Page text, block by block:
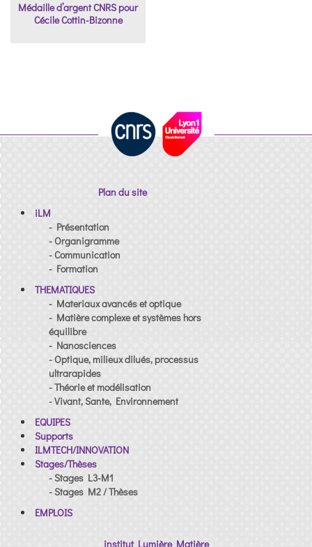
Médaille d’argent CNRS pour
Cécile Cottin-Bizonne
Plan du site
iLM
- Présentation
- Organigramme
- Communication
- Formation
THEMATIQUES
- Materiaux avancés et optique
- Matière complexe et systèmes hors
équilibre
- Nanosciences
- Optique, milieux dilués, processus
ultrarapides
- Théorie et modélisation
- Vivant, Sante, Environnement
EQUIPES
Supports
ILMTECH/INNOVATION
Stages/Thèses
- Stages L3-M1
- Stages M2 / Thèses
EMPLOIS
institut Lumière Matière